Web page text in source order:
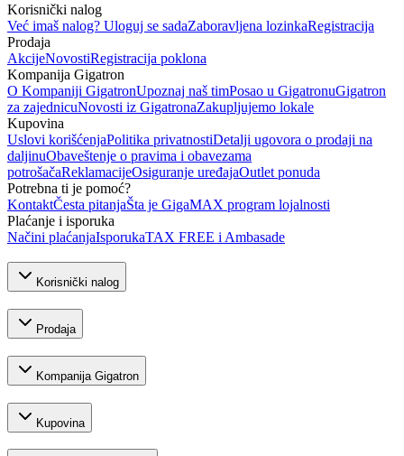
Korisnički nalog
Već imaš nalog? Uloguj se sadaZaboravljena lozinkaRegistracija
Prodaja
AkcijeNovostiRegistracija poklona
Kompanija Gigatron
O Kompaniji GigatronUpoznaj naš timPosao u GigatronuGigatron
za zajednicuNovosti iz GigatronaZakupljujemo lokale
Kupovina
Uslovi korišćenjaPolitika privatnostiDetalji ugovora o prodaji na
daljinuObaveštenje o pravima i obavezama
potrošačaReklamacijeOsiguranje uređajaOutlet ponuda
Potrebna ti je pomoć?
KontaktČesta pitanjaŠta je GigaMAX program lojalnosti
Plaćanje i isporuka
Načini plaćanjaIsporukaTAX FREE i Ambasade
Korisnički nalog
Prodaja
Kompanija Gigatron
Kupovina